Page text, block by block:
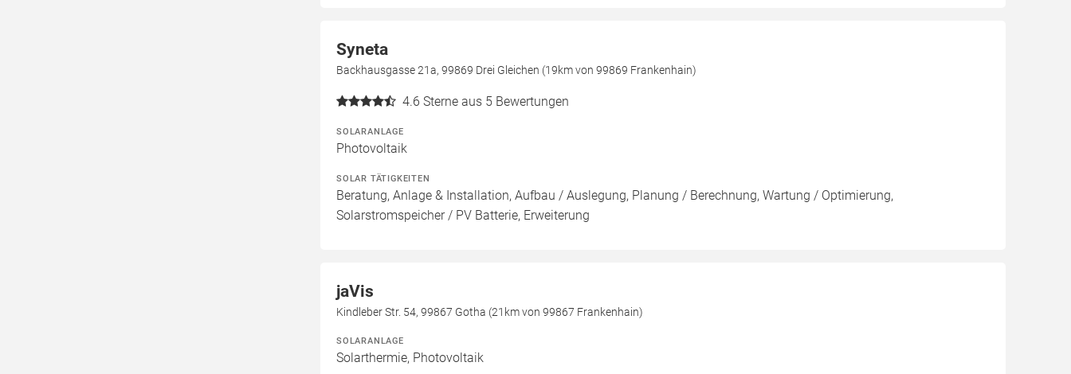
Syneta
Backhausgasse 21a, 99869 Drei Gleichen (19km von 99869 Frankenhain)
4.6 Sterne aus 5 Bewertungen
SOLARANLAGE
Photovoltaik
SOLAR TÄTIGKEITEN
Beratung, Anlage & Installation, Aufbau / Auslegung, Planung / Berechnung, Wartung / Optimierung,
Solarstromspeicher / PV Batterie, Erweiterung
jaVis
Kindleber Str. 54, 99867 Gotha (21km von 99867 Frankenhain)
SOLARANLAGE
Solarthermie, Photovoltaik